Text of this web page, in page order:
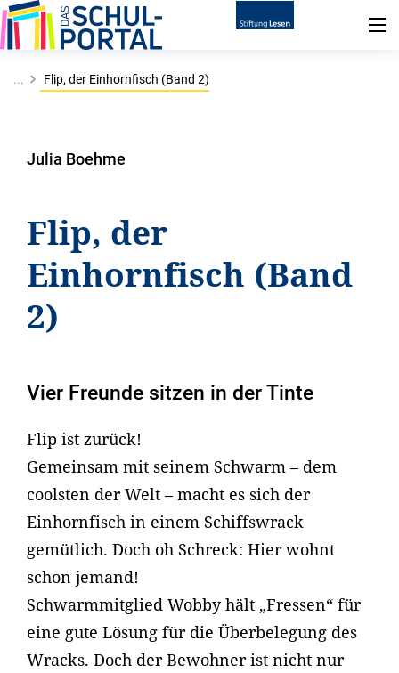
... Flip, der Einhornfisch (Band 2)
Julia Boehme
Flip, der
Einhornfisch (Band
2)
Vier Freunde sitzen in der Tinte
Flip ist zurück!
Gemeinsam mit seinem Schwarm – dem
coolsten der Welt – macht es sich der
Einhornfisch in einem Schiffswrack
gemütlich. Doch oh Schreck: Hier wohnt
schon jemand!
Schwarmmitglied Wobby hält „Fressen“ für
eine gute Lösung für die Überbelegung des
Wracks. Doch der Bewohner ist nicht nur